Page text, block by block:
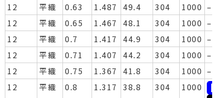
12
平織 0.63 1.487 49.4 304 1000 –
12
平織 0.65 1.467 48.1 304 1000 –
12
平織 0.7 1.417 44.9 304 1000 –
12
平織 0.71 1.407 44.2 304 1000 –
12
平織 0.75 1.367 41.8 304 1000 –
12
平織 0.8 1.317 38.8 304 1000